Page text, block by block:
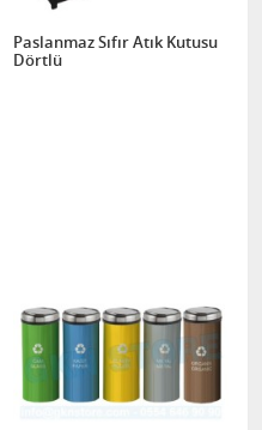
Paslanmaz Sıfır Atık Kutusu
Dörtlü